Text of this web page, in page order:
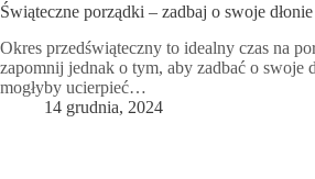
Świąteczne porządki – zadbaj o swoje dłonie
Okres przedświąteczny to idealny czas na
zapomnij jednak o tym, aby zadbać o swoje
mogłyby ucierpieć…
14 grudnia, 2024